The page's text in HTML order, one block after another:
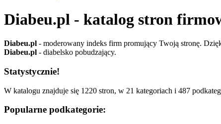
Diabeu.pl - katalog stron
Diabeu.pl - moderowany indeks firm promujący Twoją stronę.
Diabeu.pl - diabelsko pobudzający.
Statystycznie!
W katalogu znajduje się 1220 stron, w 21 kategoriach i 487
Popularne podkategorie: